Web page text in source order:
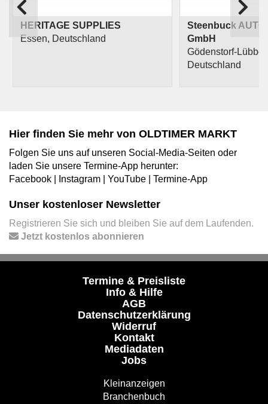
HERITAGE SUPPLIES
Essen, Deutschland
Steenbuck
GmbH
Gödenstorf-
Deutschland
Hier finden Sie mehr von OLDTIMER MARKT
Folgen Sie uns auf unseren Social-Media-Seiten oder
laden Sie unsere Termine-App herunter:
Facebook
Instagram YouTube Termine-App
Unser kostenloser Newsletter
Registrieren Sie sich und bleiben Sie auf dem Laufenden.
Jetzt kostenlos abonnieren
Termine & Preisliste
Info & Hilfe
AGB
Datenschutzerklärung
Widerruf
Kontakt
Mediadaten
Jobs
Kleinanzeigen
Branchenbuch